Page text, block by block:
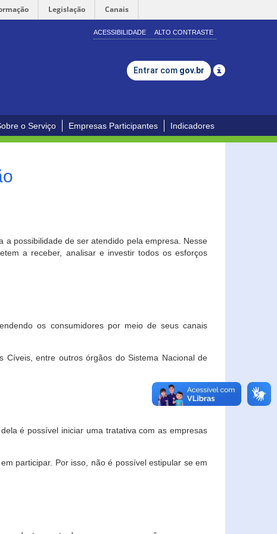
Legislação Canais
ACESSIBILIDADE ALTO CONTRASTE
Entrar com gov.br
o Serviço Empresas Participantes Indicadores
possibilidade de ser atendido pela empresa. Nesse
a receber, analisar e investir todos os esforços
os consumidores por meio de seus canais
Cíveis, entre outros órgãos do Sistema Nacional de
é possível iniciar uma tratativa com as empresas
participar. Por isso, não é possível estipular se em